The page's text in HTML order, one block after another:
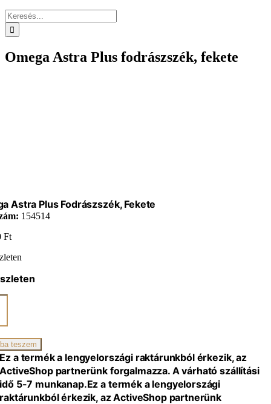
Keresés...
Omega Astra Plus fodrászszék, fekete
Astra Plus Fodrászszék, Fekete
154514
Ft
teszem
Ez a termék a lengyelországi raktárunkból érkezik, az
ActiveShop partnerünk forgalmazza. A várható szállítási
idő 5-7 munkanap.Ez a termék a lengyelországi
raktárunkból érkezik, az ActiveShop partnerünk